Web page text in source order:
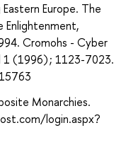
Europe. The
Cromohs - Cyber
1 (1996) ; 1123-7023.
Monarchies.
login.aspx?